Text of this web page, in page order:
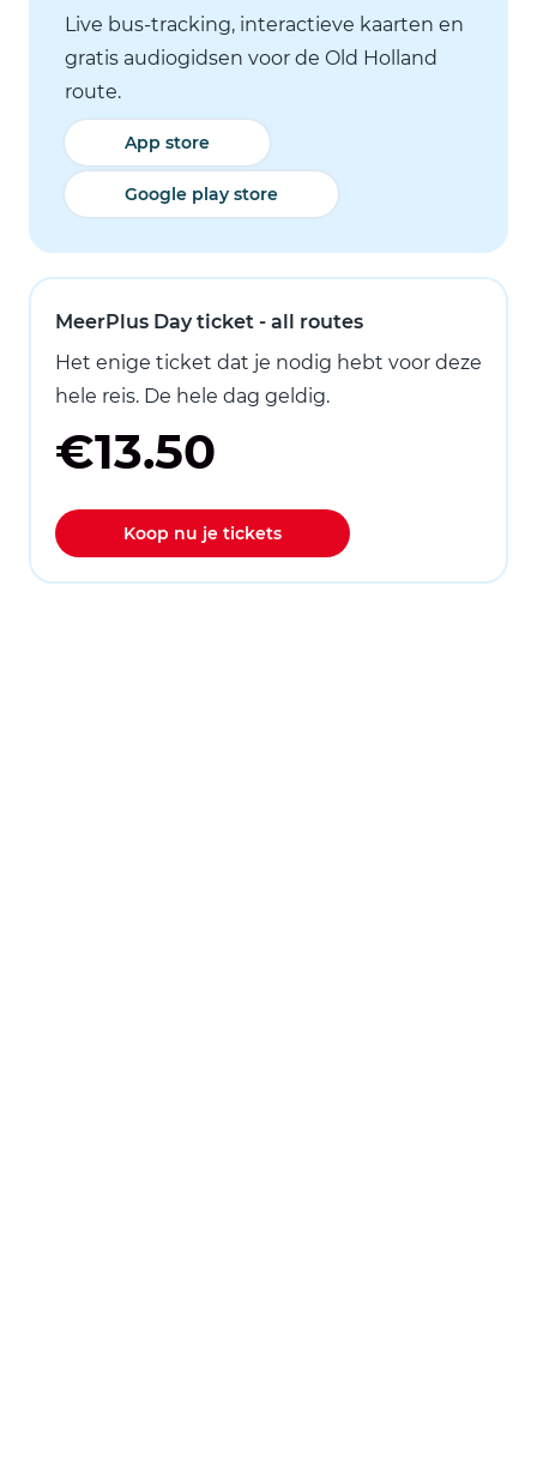
Live bus-tracking, interactieve kaarten en
gratis audiogidsen voor de Old Holland
route.
App store
Google play store
MeerPlus Day ticket - all routes
Het enige ticket dat je nodig hebt voor deze
hele reis. De hele dag geldig.
€13.50
Koop nu je tickets